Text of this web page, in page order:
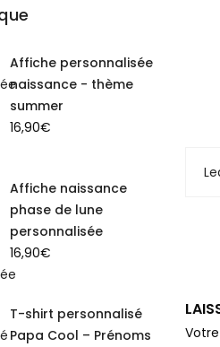
Affiche personnalisée
naissance - thème
summer
16,90€
Affiche naissance
phase de lune
personnalisée
16,90€
T-shirt personnalisé
Papa Cool – Prénoms